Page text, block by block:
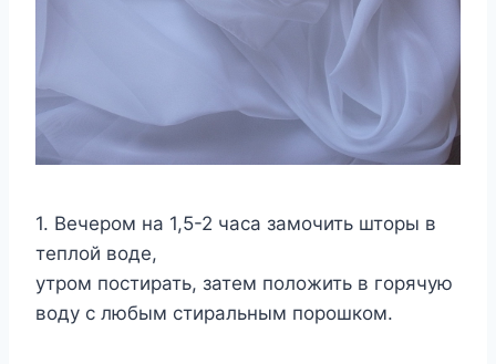
1. Вечером на 1,5-2 часа замочить шторы в
теплой воде,
утром постирать, затем положить в горячую
воду с любым стиральным порошком.